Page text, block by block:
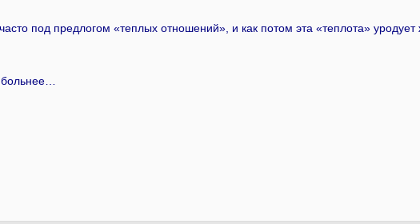
под предлогом «теплых отношений», и как потом эта «теплота»